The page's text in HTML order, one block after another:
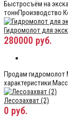
Быстросъём на
тоннПроизводство
Гидромолот для
280000 руб.
Продам гидромолот
Лесозахват (2)
0 руб.